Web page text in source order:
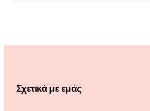
b
a
u
o
Σχετικά με εμάς